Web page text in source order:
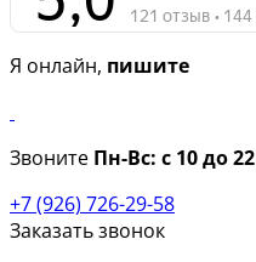
Я онлайн, пишите
Звоните Пн-Вс: с 10 до 22
+7 (926) 726-29-58
Заказать звонок